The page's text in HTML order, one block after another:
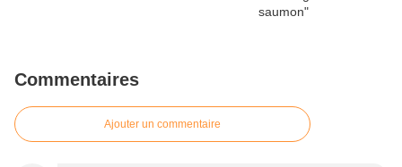
Commentaires
Ajouter un commentaire